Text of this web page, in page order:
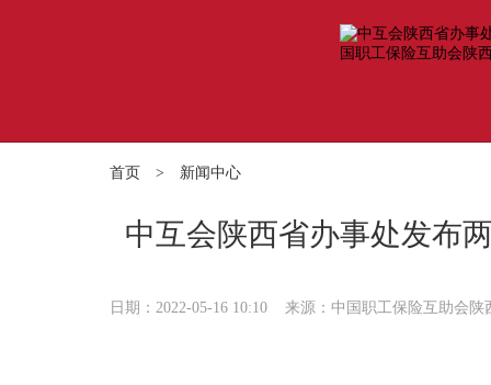
首页 > 新闻中心
中互会陕西省办事处发布
日期：2022-05-16 10:10 来源：中国职工保险互助会陕